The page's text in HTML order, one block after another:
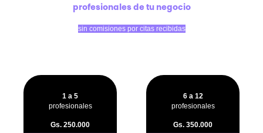
profesionales de tu negocio
sin comisiones por citas recibidas
1 a 5
profesionales
Gs. 250.000
6 a 12
profesionales
Gs. 350.000